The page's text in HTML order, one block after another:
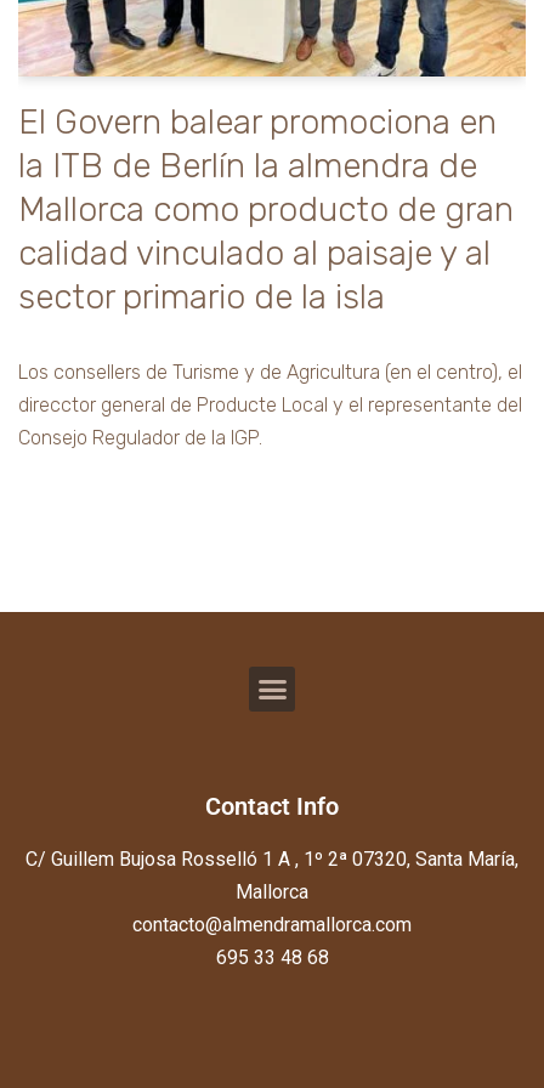
El Govern balear promociona en
la ITB de Berlín la almendra de
Mallorca como producto de gran
calidad vinculado al paisaje y al
sector primario de la isla
Los consellers de Turisme y de Agricultura (en el centro), el
direcctor general de Producte Local y el representante del
Consejo Regulador de la IGP.
Contact Info
C/ Guillem Bujosa Rosselló 1 A , 1º 2ª 07320, Santa María,
Mallorca
contacto@almendramallorca.com
695 33 48 68